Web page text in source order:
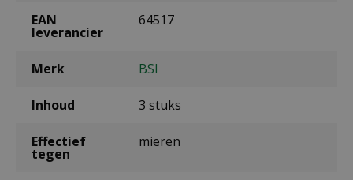
EAN
leverancier
64517
Merk BSI
Inhoud 3 stuks
Effectief
tegen
mieren